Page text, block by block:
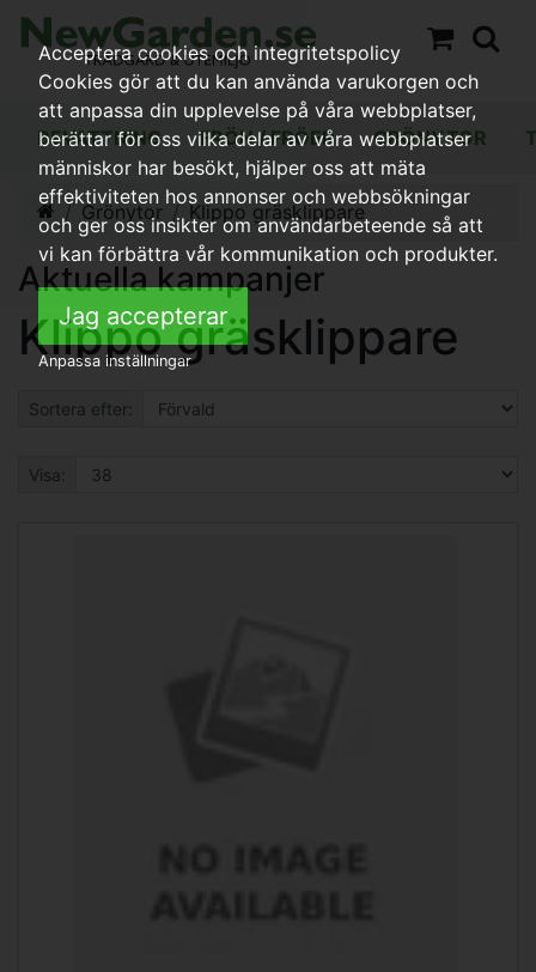
BEVATTNING FRÖN / FRÖER GRÖNYTOR
Grönytor Klippo gräsklippare
Aktuella kampanjer
Klippo gräsklippare
Sortera efter:
Visa:
Acceptera cookies och integritetspolicy
Cookies gör att du kan använda varukorgen och
att anpassa din upplevelse på våra webbplatser,
berättar för oss vilka delar av våra webbplatser
människor har besökt, hjälper oss att mäta
effektiviteten hos annonser och webbsökningar
och ger oss insikter om användarbeteende så att
vi kan förbättra vår kommunikation och produkter.
Jag accepterar
Anpassa inställningar